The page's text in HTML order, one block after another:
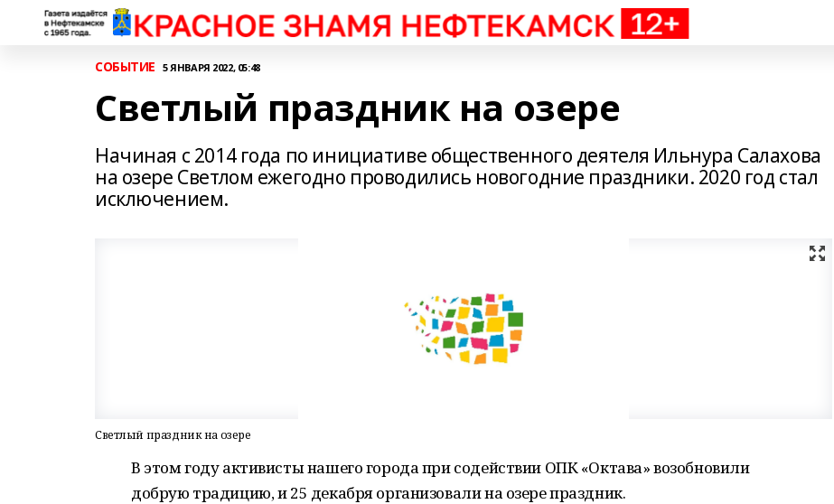
СОБЫТИЕ 5 ЯНВАРЯ 2022, 05:48
Светлый праздник на озере
Начиная с 2014 года по инициативе общественного деятеля Ильнура Салахова
на озере Светлом ежегодно проводились новогодние праздники. 2020 год стал
исключением.
Светлый праздник на озере
В этом году активисты нашего города при содействии ОПК «Октава» возобновили
добрую традицию, и 25 декабря организовали на озере праздник.